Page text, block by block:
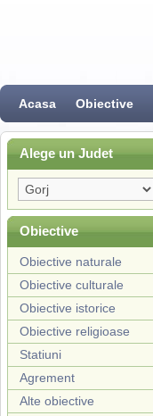
Acasa Obiective
Alege un Judet
Obiective
Obiective naturale
Obiective culturale
Obiective istorice
Obiective religioase
Statiuni
Agrement
Alte obiective